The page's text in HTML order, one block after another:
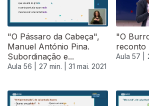
"O Pássaro da Cabeça",
Manuel António Pina.
Subordinação e...
Aula 56 | 27 min. | 31 mai. 2021
"O
reconto
Aula 57 |
550102